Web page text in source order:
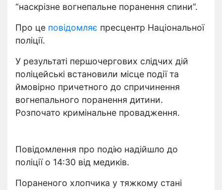
“наскрізне вогнепальне поранення спини”.
Про це повідомляє пресцентр Національної
поліції.
У результаті першочергових слідчих дій
поліцейські встановили місце події та
ймовірно причетного до спричинення
вогнепального поранення дитини.
Розпочато кримінальне провадження.
Повідомлення про подію надійшло до
поліції о 14:30 від медиків.
Пораненого хлопчика у тяжкому стані